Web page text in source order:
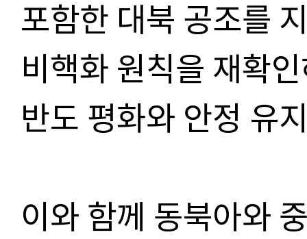
포함한 대북 공조를
비핵화 원칙을 재확
반도 평화와 안정 유
이와 함께 동북아와